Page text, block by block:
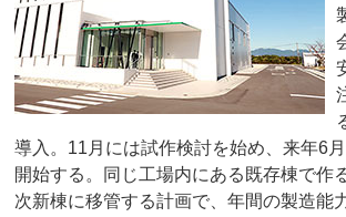
導入。11月には試作検討を始め、来年6
開始する。同じ工場内にある既存棟で作
次新棟に移管する計画で、年間の製造能